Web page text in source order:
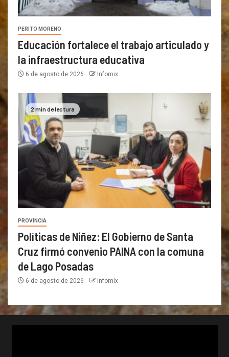
PERITO MORENO
Educación fortalece el trabajo articulado y
la infraestructura educativa
6 de agosto de 2026 Infomix
2 min de lectura
PROVINCIA
Políticas de Niñez: El Gobierno de Santa
Cruz firmó convenio PAINA con la comuna
de Lago Posadas
6 de agosto de 2026 Infomix